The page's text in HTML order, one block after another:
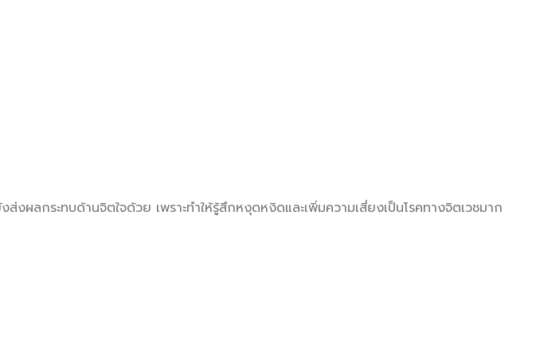
ลกระทบด้านจิตใจด้วย เพราะทำให้รู้สึกหงุดหงิดและเพิ่มความเสี่ยงเป็นโรคทางจิตเวชมาก